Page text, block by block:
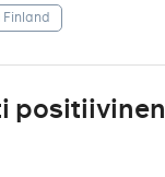
Finland
positiivinen